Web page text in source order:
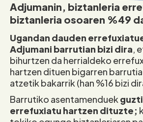
Adjumanin, biztanleria
biztanleria osoaren %49
Ugandan dauden
Adjumani barrutian bizi dira,
bihurtzen da herrialdeko
hartzen dituen bigarren
atzetik bakarrik (han %16 bizi
Barrutiko asentamenduek
errefuxiatu hartzen dituzte;